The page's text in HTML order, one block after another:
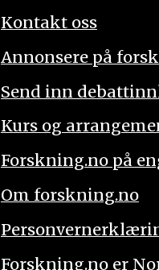
Kontakt oss
Annonsere på
Send inn
Kurs og
Forskning.no på
Om forskning.no
Forskning.no er